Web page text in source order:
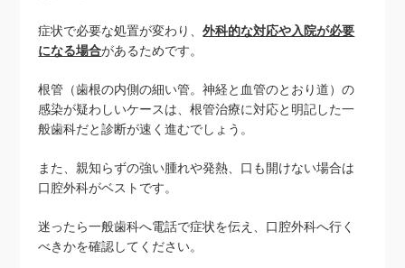
症状で必要な処置が変わり、外科的な対応や入院が必要
になる場合があるためです。
根管（歯根の内側の細い管。神経と血管のとおり道）の
感染が疑わしいケースは、根管治療に対応と明記した一
般歯科だと診断が速く進むでしょう。
また、親知らずの強い腫れや発熱、口も開けない場合は
口腔外科がベストです。
迷ったら一般歯科へ電話で症状を伝え、口腔外科へ行く
べきかを確認してください。